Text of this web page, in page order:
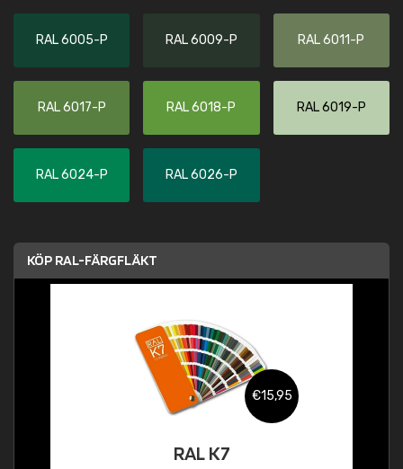
RAL 6005-P RAL 6009-P RAL 6011-P
RAL 6017-P RAL 6018-P RAL 6019-P
RAL 6024-P RAL 6026-P
KÖP RAL-FÄRGFLÄKT
€15,95
RAL K7